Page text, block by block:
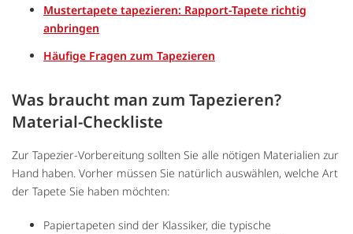
Mustertapete tapezieren: Rapport-Tapete richtig
anbringen
Häufige Fragen zum Tapezieren
Was braucht man zum Tapezieren?
Material-Checkliste
Zur Tapezier-Vorbereitung sollten Sie alle nötigen Materialien zur
Hand haben. Vorher müssen Sie natürlich auswählen, welche Art
der Tapete Sie haben möchten:
Papiertapeten sind der Klassiker, die typische